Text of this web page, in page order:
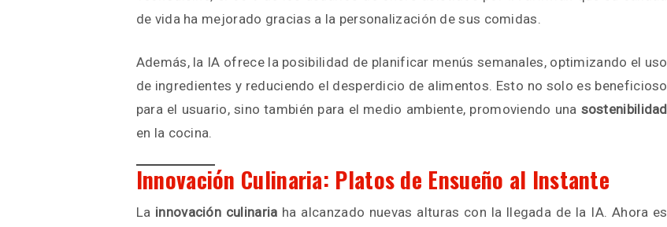
de vida ha mejorado gracias a la personalización de sus comidas.
Además, la IA ofrece la posibilidad de planificar menús semanales, optimizando el uso
de ingredientes y reduciendo el desperdicio de alimentos. Esto no solo es beneficioso
para el usuario, sino también para el medio ambiente, promoviendo una sostenibilidad
en la cocina.
Innovación Culinaria: Platos de Ensueño al Instante
La innovación culinaria ha alcanzado nuevas alturas con la llegada de la IA. Ahora es